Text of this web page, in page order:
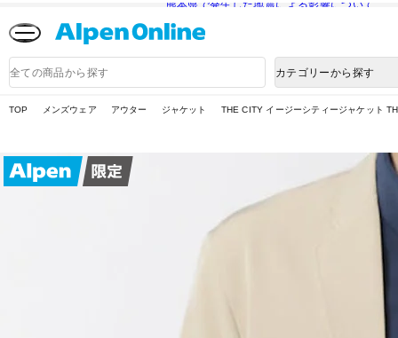
熊本県で発生した地震による影響について
品
検
カテゴリーから探す
TOP メンズウェア アウター ジャケット THE CITY イージーシティージャケット